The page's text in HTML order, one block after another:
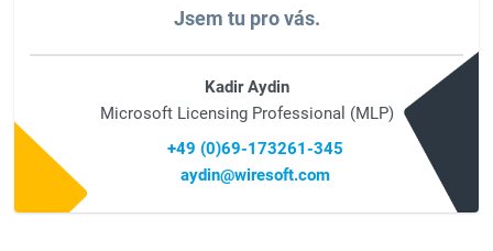
Jsem tu pro vás.
Kadir Aydin
Microsoft Licensing Professional (MLP)
+49 (0)69-173261-345
aydin@wiresoft.com